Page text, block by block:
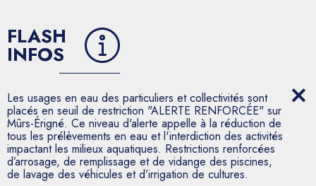
FLASH
INFOS
Les usages en eau des particuliers et collectivités sont
placés en seuil de restriction "ALERTE RENFORCÉE" sur
Mûrs-Érigné. Ce niveau d'alerte appelle à la réduction de
tous les prélèvements en eau et l'interdiction des activités
impactant les milieux aquatiques. Restrictions renforcées
d’arrosage, de remplissage et de vidange des piscines,
de lavage des véhicules et d’irrigation de cultures.